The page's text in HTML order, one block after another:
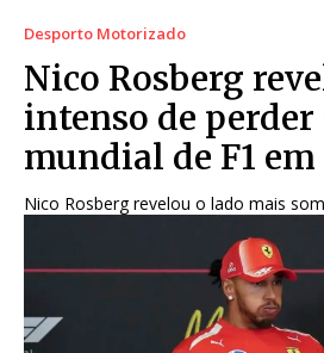
Desporto Motorizado
Nico Rosberg
intenso de
mundial de F1 em
Nico Rosberg revelou o lado mais